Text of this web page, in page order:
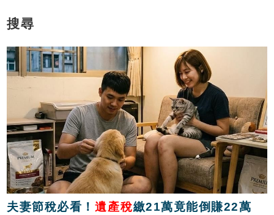
搜尋
夫妻節稅必看！ 遺產稅繳21萬竟能倒賺22萬